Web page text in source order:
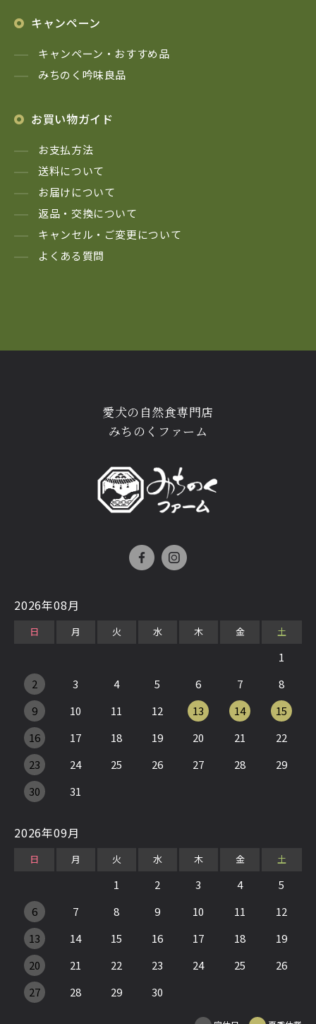
キャンペーン
キャンペーン・おすすめ品
みちのく吟味良品
お買い物ガイド
お支払方法
送料について
お届けについて
返品・交換について
キャンセル・ご変更について
よくある質問
愛犬の自然食専門店
みちのくファーム
2026年08月
日 月 火 水 木 金 土
1
2
3 4 5 6 7
8
9
10 11 12 13 14
15
16
17 18 19 20 21
22
23
24 25 26 27 28
29
30
31
2026年09月
日 月 火 水 木 金 土
1 2 3 4
5
6
7 8 9 10 11
12
13
14 15 16 17 18
19
20
21 22 23 24 25
26
27
28 29 30